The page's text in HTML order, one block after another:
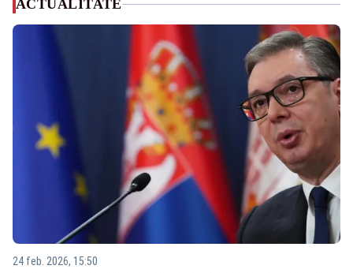
ACTUALITATE
24 feb. 2026, 15:50